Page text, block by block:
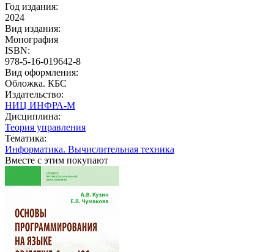
Год издания:
2024
Вид издания:
Монография
ISBN:
978-5-16-019642-8
Вид оформления:
Обложка. КБС
Издательство:
НИЦ ИНФРА-М
Дисциплина:
Теория управления
Тематика:
Информатика. Вычислительная техника
Вместе с этим покупают